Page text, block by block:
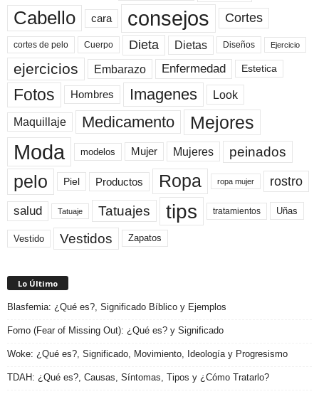
Cabello cara consejos Cortes
cortes de pelo Cuerpo Dieta Dietas Diseños Ejercicio
ejercicios Embarazo Enfermedad Estetica
Fotos Hombres Imagenes Look
Maquillaje Medicamento Mejores
Moda modelos Mujer Mujeres peinados
pelo Piel Productos Ropa ropa mujer rostro
salud Tatuaje Tatuajes tips tratamientos Uñas
Vestido Vestidos Zapatos
Lo Último
Blasfemia: ¿Qué es?, Significado Bíblico y Ejemplos
Fomo (Fear of Missing Out): ¿Qué es? y Significado
Woke: ¿Qué es?, Significado, Movimiento, Ideología y Progresismo
TDAH: ¿Qué es?, Causas, Síntomas, Tipos y ¿Cómo Tratarlo?